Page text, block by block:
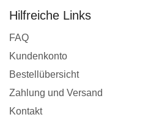
Hilfreiche Links
FAQ
Kundenkonto
Bestellübersicht
Zahlung und Versand
Kontakt